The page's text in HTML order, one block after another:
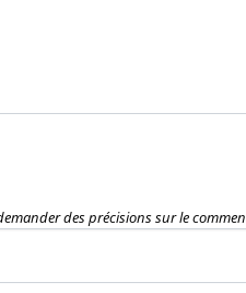
des précisions sur le